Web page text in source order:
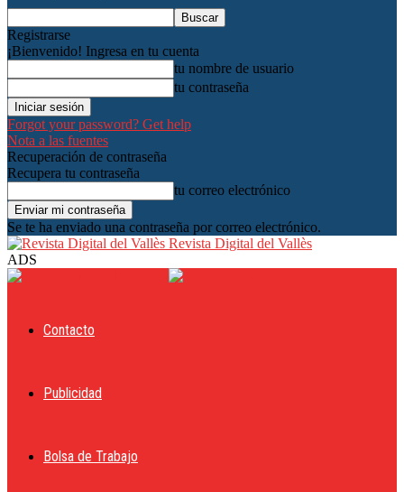
Registrarse
¡Bienvenido! Ingresa en tu cuenta
tu nombre de usuario
tu contraseña
Forgot your password? Get help
Nota a las fuentes
Recuperación de contraseña
Recupera tu contraseña
tu correo electrónico
Se te ha enviado una contraseña por correo electrónico.
Revista Digital del Vallès
ADS
Contacto
Publicidad
Bolsa de Trabajo